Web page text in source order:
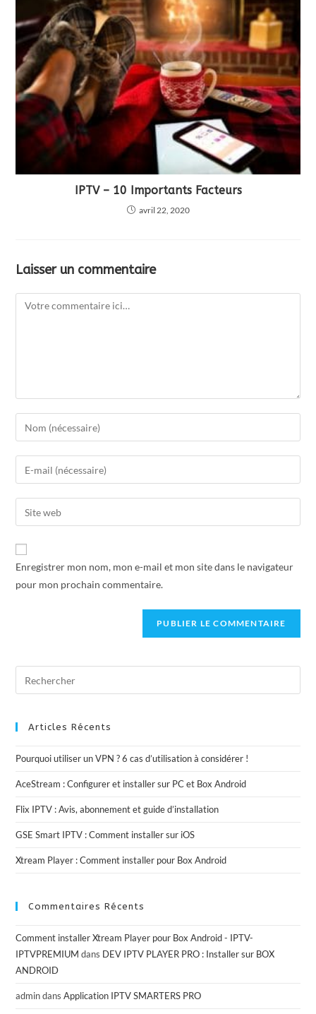
IPTV – 10 Importants Facteurs
avril 22, 2020
Laisser un commentaire
Enregistrer mon nom, mon e-mail et mon site dans le navigateur
pour mon prochain commentaire.
Articles Récents
Pourquoi utiliser un VPN ? 6 cas d’utilisation à considérer !
AceStream : Configurer et installer sur PC et Box Android
Flix IPTV : Avis, abonnement et guide d’installation
GSE Smart IPTV : Comment installer sur iOS
Xtream Player : Comment installer pour Box Android
Commentaires Récents
Comment installer Xtream Player pour Box Android - IPTV-
IPTVPREMIUM dans DEV IPTV PLAYER PRO : Installer sur BOX
ANDROID
admindansApplication IPTV SMARTERS PRO